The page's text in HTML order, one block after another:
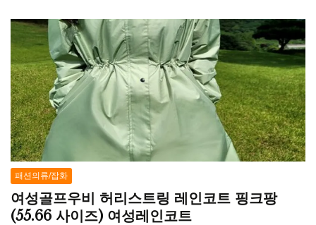
패션의류/잡화
여성골프우비 허리스트링 레인코트 핑크팡
(55.66 사이즈) 여성레인코트